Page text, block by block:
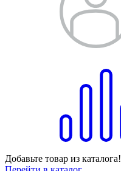
Добавьте товар из каталога!